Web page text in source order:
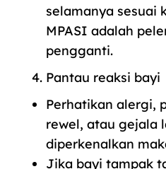
selamanya sesuai
MPASI adalah
pengganti.
Pantau reaksi bayi
Perhatikan alergi,
rewel, atau gejala
diperkenalkan
Jika bayi tampak